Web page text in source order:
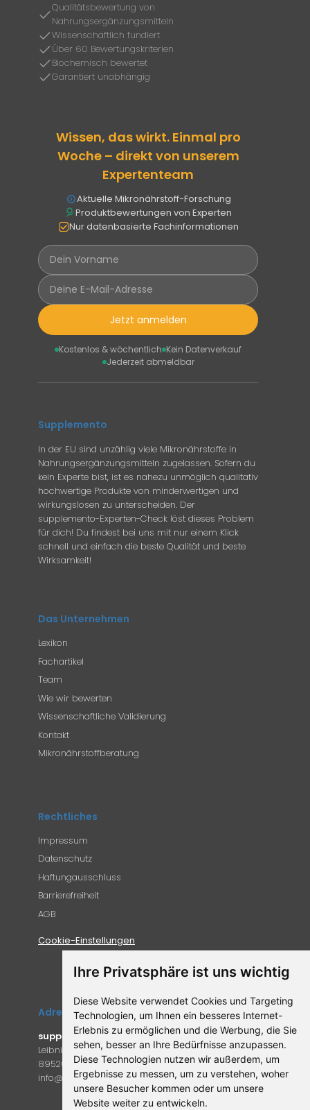
Ihre Privatsphäre ist uns wichtig
Diese Website verwendet Cookies und Targeting
Technologien, um Ihnen ein besseres Internet-
Erlebnis zu ermöglichen und die Werbung, die Sie
sehen, besser an Ihre Bedürfnisse anzupassen.
Diese Technologien nutzen wir außerdem, um
Ergebnisse zu messen, um zu verstehen, woher
unsere Besucher kommen oder um unsere
Website weiter zu entwickeln.
Qualitätsbewertung von
Nahrungsergänzungsmitteln
Wissenschaftlich fundiert
Über 60 Bewertungskriterien
Biochemisch bewertet
Garantiert unabhängig
Wissen, das wirkt. Einmal pro
Woche – direkt von unserem
Expertenteam
Aktuelle Mikronährstoff-Forschung
Produktbewertungen von Experten
Nur datenbasierte Fachinformationen
Jetzt anmelden
Kostenlos & wöchentlich Kein Datenverkauf
Jederzeit abmeldbar
Supplemento
In der EU sind unzählig viele Mikronährstoffe in
Nahrungsergänzungsmitteln zugelassen. Sofern du
kein Experte bist, ist es nahezu unmöglich qualitativ
hochwertige Produkte von minderwertigen und
wirkungslosen zu unterscheiden. Der
supplemento-Experten-Check löst dieses Problem
für dich! Du findest bei uns mit nur einem Klick
schnell und einfach die beste Qualität und beste
Wirksamkeit!
Das Unternehmen
Lexikon
Fachartikel
Team
Wie wir bewerten
Wissenschaftliche Validierung
Kontakt
Mikronährstoffberatung
Rechtliches
Impressum
Datenschutz
Haftungausschluss
Barrierefreiheit
AGB
Cookie-Einstellungen
Adresse
supplemento.de
Leibniz-Campus 9
89520 Heidenheim an der Brenz
info@supplemento.de